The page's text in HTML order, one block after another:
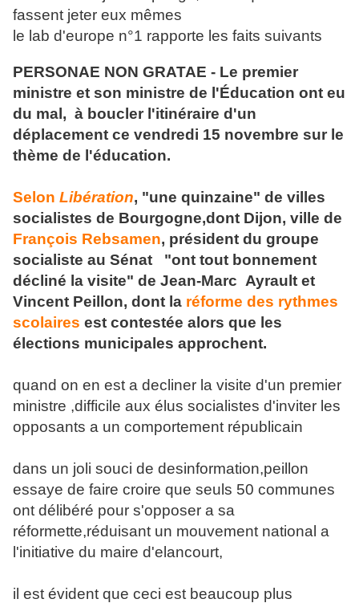
fassent jeter eux mêmes
le lab d'europe n°1 rapporte les faits suivants
PERSONAE NON GRATAE - Le premier
ministre et son ministre de l'Éducation ont eu
du mal, à boucler l'itinéraire d'un
déplacement ce vendredi 15 novembre sur le
thème de l'éducation.
Selon Libération, "une quinzaine" de villes
socialistes de Bourgogne,dont Dijon, ville de
François Rebsamen, président du groupe
socialiste au Sénat "ont tout bonnement
décliné la visite" de Jean-Marc Ayrault et
Vincent Peillon, dont la réforme des rythmes
scolaires est contestée alors que les
élections municipales approchent.
quand on en est a decliner la visite d'un premier
ministre ,difficile aux élus socialistes d'inviter les
opposants a un comportement républicain
dans un joli souci de desinformation,peillon
essaye de faire croire que seuls 50 communes
ont délibéré pour s'opposer a sa
réformette,réduisant un mouvement national a
l'initiative du maire d'elancourt,
il est évident que ceci est beaucoup plus